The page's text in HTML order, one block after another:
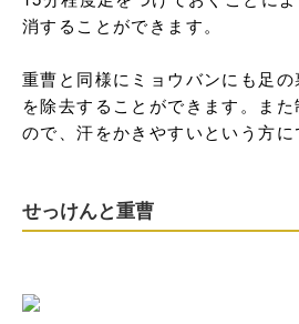
消することができます。
重曹と同様にミョウバンにも足
を除去することができます。ま
ので、汗をかきやすいという方に
せっけんと重曹